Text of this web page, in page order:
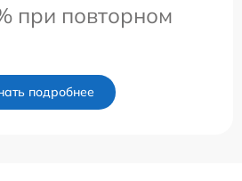
при повторном
подробнее